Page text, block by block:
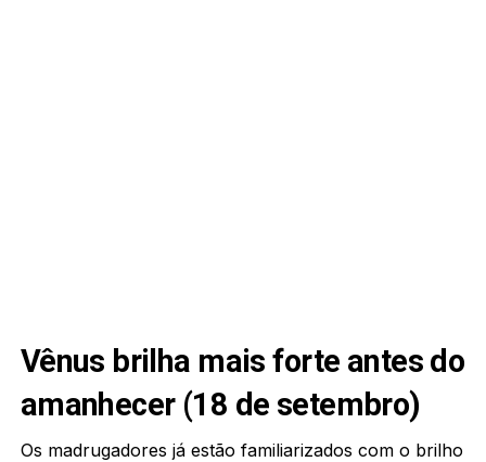
Vênus brilha mais forte antes do
amanhecer (18 de setembro)
Os madrugadores já estão familiarizados com o brilho